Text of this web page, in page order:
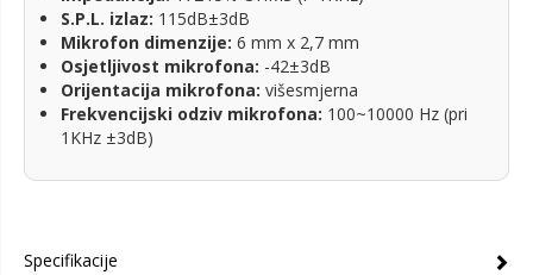
S.P.L. izlaz: 115dB±3dB
Mikrofon dimenzije: 6 mm x 2,7 mm
Osjetljivost mikrofona: -42±3dB
Orijentacija mikrofona: višesmjerna
Frekvencijski odziv mikrofona: 100~10000 Hz (pri
1KHz ±3dB)
Specifikacije